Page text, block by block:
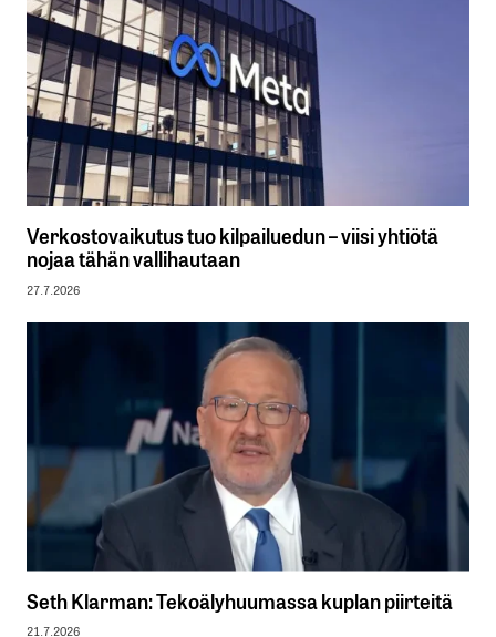
Verkostovaikutus tuo kilpailuedun – viisi yhtiötä
nojaa tähän vallihautaan
27.7.2026
Seth Klarman: Tekoälyhuumassa kuplan piirteitä
21.7.2026